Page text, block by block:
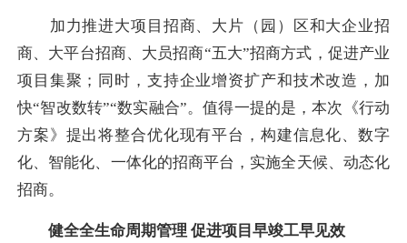
加力推进大项目招商、大片（园）区和大企业招
商、大平台招商、大员招商“五大”招商方式，促进产业
项目集聚；同时，支持企业增资扩产和技术改造，加
快“智改数转”“数实融合”。值得一提的是，本次《行动
方案》提出将整合优化现有平台，构建信息化、数字
化、智能化、一体化的招商平台，实施全天候、动态化
招商。
健全全生命周期管理 促进项目早竣工早见效